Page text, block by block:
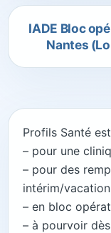
IADE Bloc
Nantes
Profils Santé
– pour une
– pour des
intérim/
– en bloc
– à pourvoir